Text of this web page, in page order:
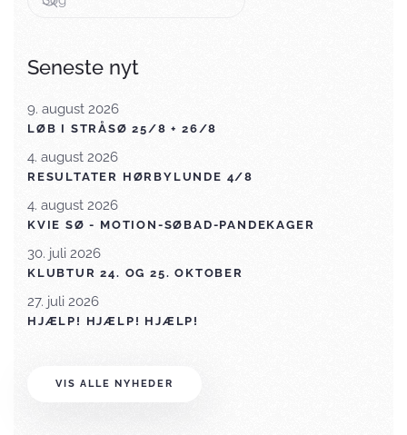
Seneste nyt
9. august 2026
LØB I STRÅSØ 25/8 + 26/8
4. august 2026
RESULTATER HØRBYLUNDE 4/8
4. august 2026
KVIE SØ - MOTION-SØBAD-PANDEKAGER
30. juli 2026
KLUBTUR 24. OG 25. OKTOBER
27. juli 2026
HJÆLP! HJÆLP! HJÆLP!
VIS ALLE NYHEDER